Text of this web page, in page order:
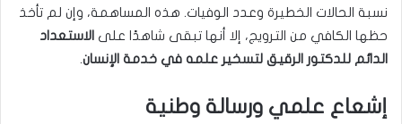
نسبة الحالات الخطيرة وعدد الوفيات. هذه المساهمة، وإن لم تأخذ
حظها الكافي من الترويج، إلا أنها تبقى شاهدًا على الاستعداد
الدائم للدكتور الرقيق لتسخير علمه في خدمة الإنسان.
إشعاع علمي ورسالة وطنية